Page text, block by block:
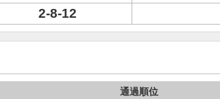
2-8-12
通過順位